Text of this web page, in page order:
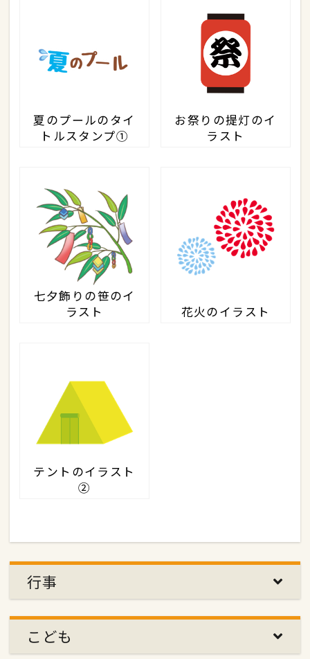
夏のプールのタイ
トルスタンプ①
お祭りの提灯のイ
ラスト
七夕飾りの笹のイ
ラスト
花火のイラスト
テントのイラスト
②
行事
こども